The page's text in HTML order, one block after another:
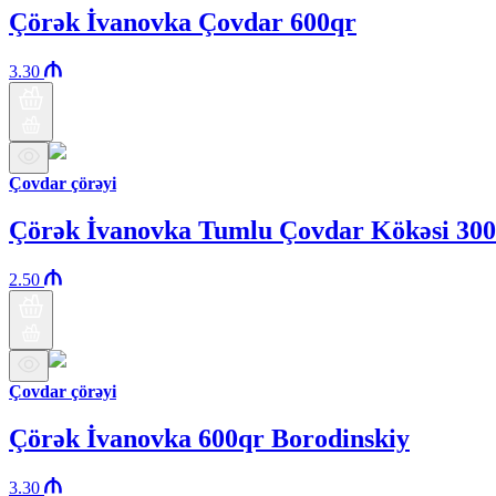
Çörək İvanovka Çovdar 600qr
3.30
Çovdar çörəyi
Çörək İvanovka Tumlu Çovdar Kökəsi
2.50
Çovdar çörəyi
Çörək İvanovka 600qr Borodinskiy
3.30